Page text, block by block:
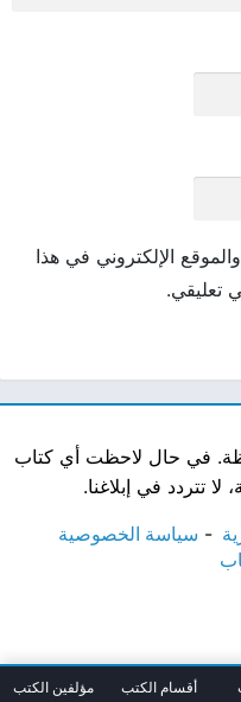
الإلكتروني في هذا
تعليقي.
في حال لاحظت أي كتاب
لا تتردد في إبلاغنا.
سياسة الخصوصية
أقسام الكتب مؤلفين الكتب